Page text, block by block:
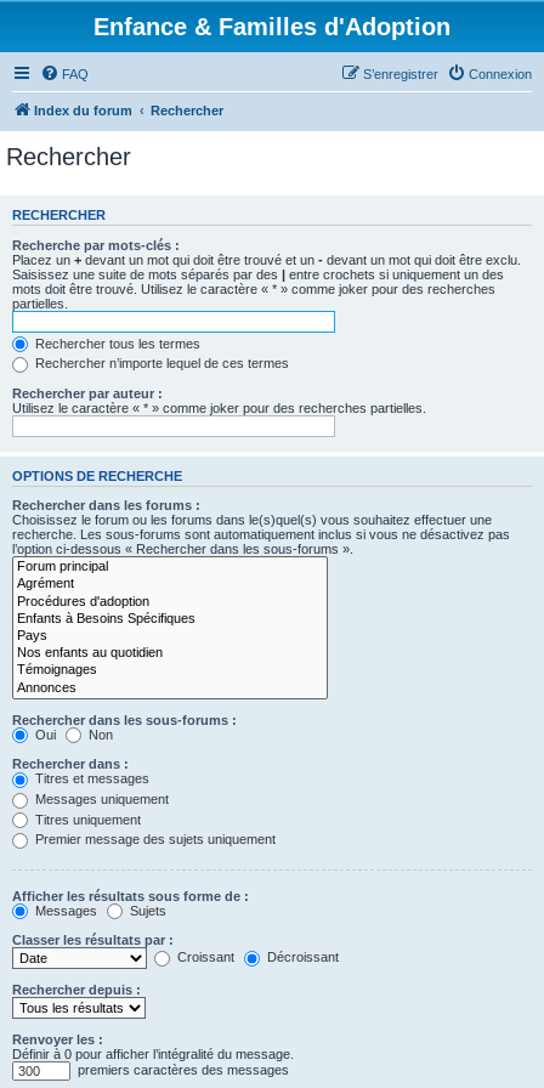
Enfance & Familles d'Adoption
FAQ Connexion
S’enregistrer
Index du forum Rechercher
Rechercher
RECHERCHER
Recherche par mots-clés :
Placez un + devant un mot qui doit être trouvé et un - devant un mot qui doit être exclu.
Saisissez une suite de mots séparés par des | entre crochets si uniquement un des
mots doit être trouvé. Utilisez le caractère « * » comme joker pour des recherches
partielles.
Rechercher tous les termes
Rechercher n’importe lequel de ces termes
Rechercher par auteur :
Utilisez le caractère « * » comme joker pour des recherches partielles.
OPTIONS DE RECHERCHE
Rechercher dans les forums :
Choisissez le forum ou les forums dans le(s)quel(s) vous souhaitez effectuer une
recherche. Les sous-forums sont automatiquement inclus si vous ne désactivez pas
l’option ci-dessous « Rechercher dans les sous-forums ».
Rechercher dans les sous-forums :
Oui
Non
Rechercher dans :
Titres et messages
Messages uniquement
Titres uniquement
Premier message des sujets uniquement
Afficher les résultats sous forme de :
Messages
Sujets
Classer les résultats par :
Croissant
Décroissant
Rechercher depuis :
Renvoyer les :
Définir à 0 pour afficher l’intégralité du message.
premiers caractères des messages